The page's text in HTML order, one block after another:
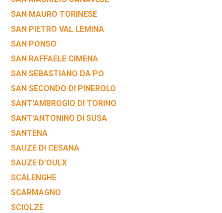
SAN MAURO TORINESE
SAN PIETRO VAL LEMINA
SAN PONSO
SAN RAFFAELE CIMENA
SAN SEBASTIANO DA PO
SAN SECONDO DI PINEROLO
SANT'AMBROGIO DI TORINO
SANT'ANTONINO DI SUSA
SANTENA
SAUZE DI CESANA
SAUZE D'OULX
SCALENGHE
SCARMAGNO
SCIOLZE